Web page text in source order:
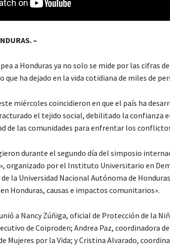
–
a Honduras ya no solo se mide por las cifras
ha dejado en la vida cotidiana de miles de
miércoles coincidieron en que el país ha
el tejido social, debilitado la confianza
de las comunidades para enfrentar los
durante el segundo día del simposio
organizado por el Instituto Universitario en
de la Universidad Nacional Autónoma de
Honduras, causas e impactos comunitarios».
a Nancy Zúñiga, oficial de Protección de la
de Coiproden; Andrea Paz, coordinadora
Mujeres por la Vida; y Cristina Alvarado,